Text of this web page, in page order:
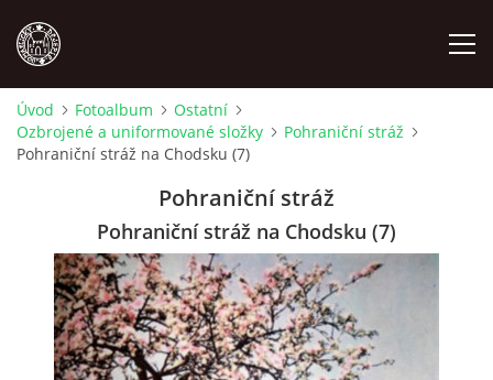
MÍSTOPIS
OSOBNOSTI
OSTATNÍ
Úvod Fotoalbum
Ostatní
Ozbrojené a uniformované složky
Pohraniční stráž
Pohraniční stráž na Chodsku (7)
Pohraniční stráž
Pohraniční stráž na Chodsku (7)